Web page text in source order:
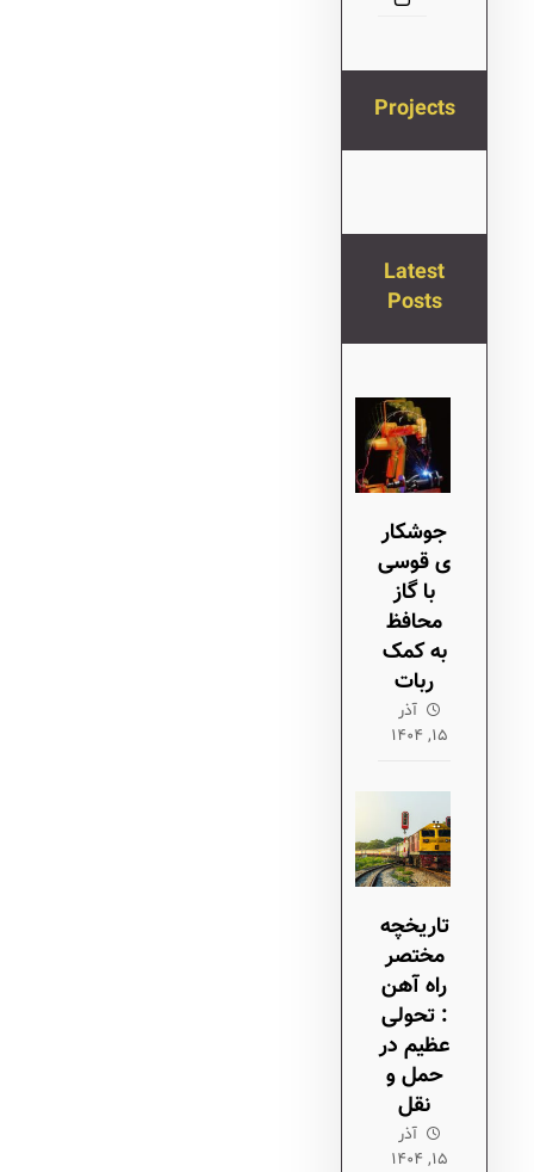
Projects
Latest
Posts
جوشکار
ی قوسی
با گاز
محافظ
به کمک
ربات
آذر
۱۵, ۱۴۰۴
تاریخچه
مختصر
راه آهن
: تحولی
عظیم در
حمل و
نقل
آذر
۱۵, ۱۴۰۴